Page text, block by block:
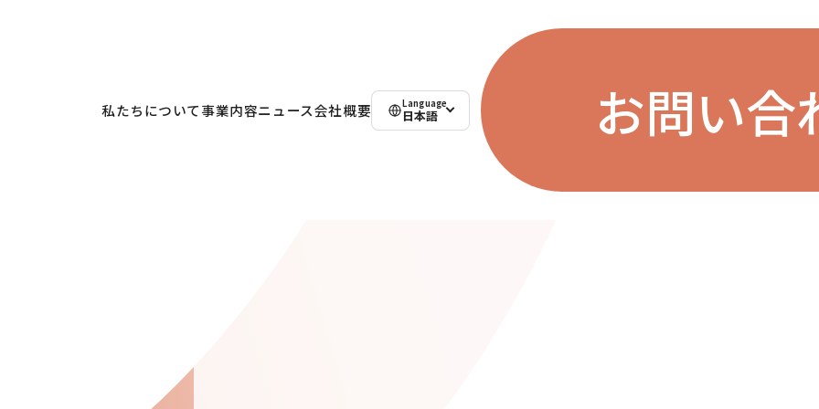
私たちについて事業内容ニュース会社概要 Language
日本語 お問い合